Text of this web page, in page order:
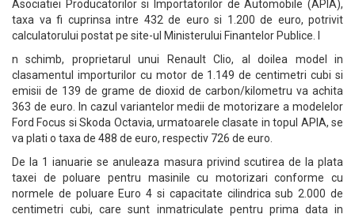
Asociatiei Producatorilor si Importatorilor de Automobile (APIA),
taxa va fi cuprinsa intre 432 de euro si 1.200 de euro, potrivit
calculatorului postat pe site-ul Ministerului Finantelor Publice. I
n schimb, proprietarul unui Renault Clio, al doilea model in
clasamentul importurilor cu motor de 1.149 de centimetri cubi si
emisii de 139 de grame de dioxid de carbon/kilometru va achita
363 de euro. In cazul variantelor medii de motorizare a modelelor
Ford Focus si Skoda Octavia, urmatoarele clasate in topul APIA, se
va plati o taxa de 488 de euro, respectiv 726 de euro.
De la 1 ianuarie se anuleaza masura privind scutirea de la plata
taxei de poluare pentru masinile cu motorizari conforme cu
normele de poluare Euro 4 si capacitate cilindrica sub 2.000 de
centimetri cubi, care sunt inmatriculate pentru prima data in